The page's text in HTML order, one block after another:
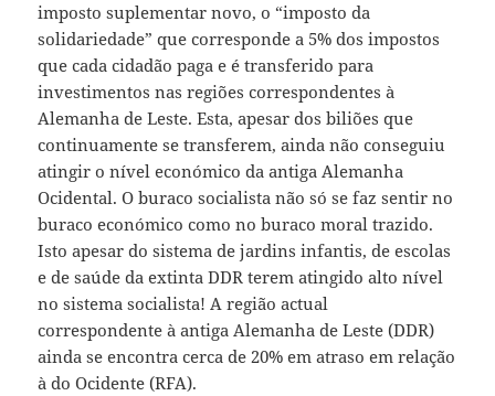
imposto suplementar novo, o “imposto da
solidariedade” que corresponde a 5% dos impostos
que cada cidadão paga e é transferido para
investimentos nas regiões correspondentes à
Alemanha de Leste. Esta, apesar dos biliões que
continuamente se transferem, ainda não conseguiu
atingir o nível económico da antiga Alemanha
Ocidental. O buraco socialista não só se faz sentir no
buraco económico como no buraco moral trazido.
Isto apesar do sistema de jardins infantis, de escolas
e de saúde da extinta DDR terem atingido alto nível
no sistema socialista! A região actual
correspondente à antiga Alemanha de Leste (DDR)
ainda se encontra cerca de 20% em atraso em relação
à do Ocidente (RFA).